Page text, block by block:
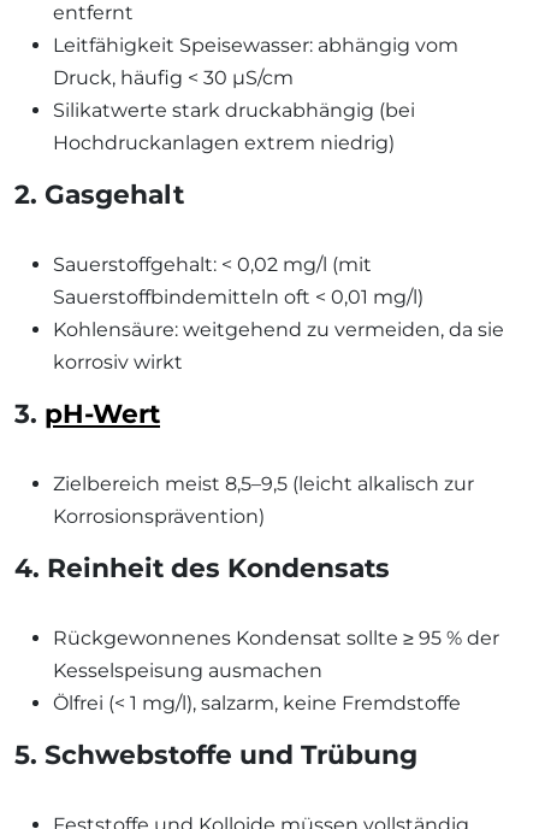
entfernt
Leitfähigkeit Speisewasser: abhängig vom
Druck, häufig < 30 µS/cm
Silikatwerte stark druckabhängig (bei
Hochdruckanlagen extrem niedrig)
2. Gasgehalt
Sauerstoffgehalt: < 0,02 mg/l (mit
Sauerstoffbindemitteln oft < 0,01 mg/l)
Kohlensäure: weitgehend zu vermeiden, da sie
korrosiv wirkt
3. pH-Wert
Zielbereich meist 8,5–9,5 (leicht alkalisch zur
Korrosionsprävention)
4. Reinheit des Kondensats
Rückgewonnenes Kondensat sollte ≥ 95 % der
Kesselspeisung ausmachen
Ölfrei (< 1 mg/l), salzarm, keine Fremdstoffe
5. Schwebstoffe und Trübung